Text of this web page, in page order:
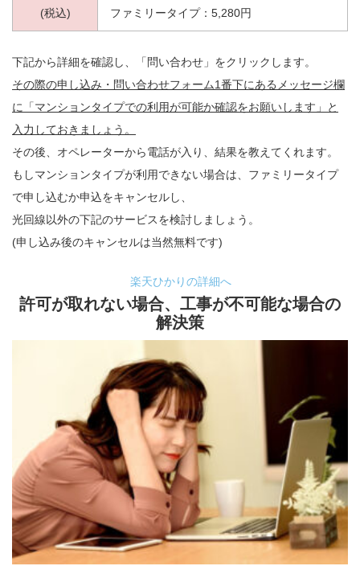
(税込)
ファミリータイプ：5,280円
下記から詳細を確認し、「問い合わせ」をクリックします。
その際の申し込み・問い合わせフォーム1番下にあるメッセージ欄
に「マンションタイプでの利用が可能か確認をお願いします」と
入力しておきましょう。
その後、オペレーターから電話が入り、結果を教えてくれます。
もしマンションタイプが利用できない場合は、ファミリータイプ
で申し込むか申込をキャンセルし、
光回線以外の下記のサービスを検討しましょう。
(申し込み後のキャンセルは当然無料です)
楽天ひかりの詳細へ
許可が取れない場合、工事が不可能な場合の
解決策